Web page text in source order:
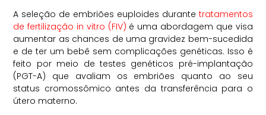
A seleção de embriões euploides durante tratamentos
de fertilização in vitro (FIV) é uma abordagem que visa
aumentar as chances de uma gravidez bem-sucedida
e de ter um bebê sem complicações genéticas. Isso é
feito por meio de testes genéticos pré-implantação
(PGT-A) que avaliam os embriões quanto ao seu
status cromossômico antes da transferência para o
útero materno.